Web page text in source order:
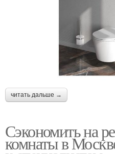
читать дальше →
Сэкономить на
комнаты в